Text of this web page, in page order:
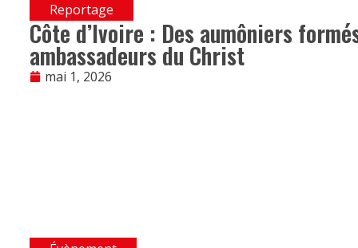
Reportage
Côte d’Ivoire : Des aumôniers
ambassadeurs du Christ
mai 1, 2026